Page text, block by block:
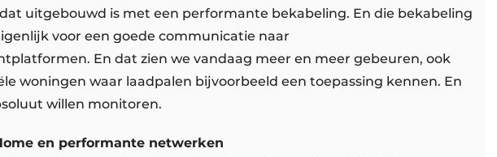
uitgebouwd is met een performante bekabeling. En die bekabeling
voor een goede communicatie naar
En dat zien we vandaag meer en meer gebeuren, ook
woningen waar laadpalen bijvoorbeeld een toepassing kennen. En
willen monitoren.
en performante netwerken